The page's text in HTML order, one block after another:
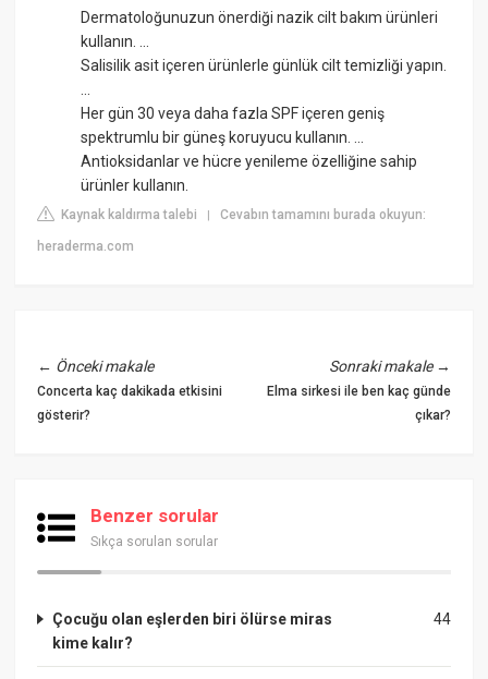
Dermatoloğunuzun önerdiği nazik cilt bakım ürünleri
kullanın. ...
Salisilik asit içeren ürünlerle günlük cilt temizliği yapın.
Her gün 30 veya daha fazla SPF içeren geniş
spektrumlu bir güneş koruyucu kullanın. ...
Antioksidanlar ve hücre yenileme özelliğine sahip
ürünler kullanın.
Kaynak kaldırma talebi |Cevabın tamamını burada okuyun:
heraderma.com
← Önceki makale
Concerta kaç dakikada etkisini
gösterir?
Sonraki makale→
Elma sirkesi ile ben kaç günde
çıkar?
Benzer sorular
Sıkça sorulan sorular
44
Çocuğu olan eşlerden biri ölürse miras
kime kalır?